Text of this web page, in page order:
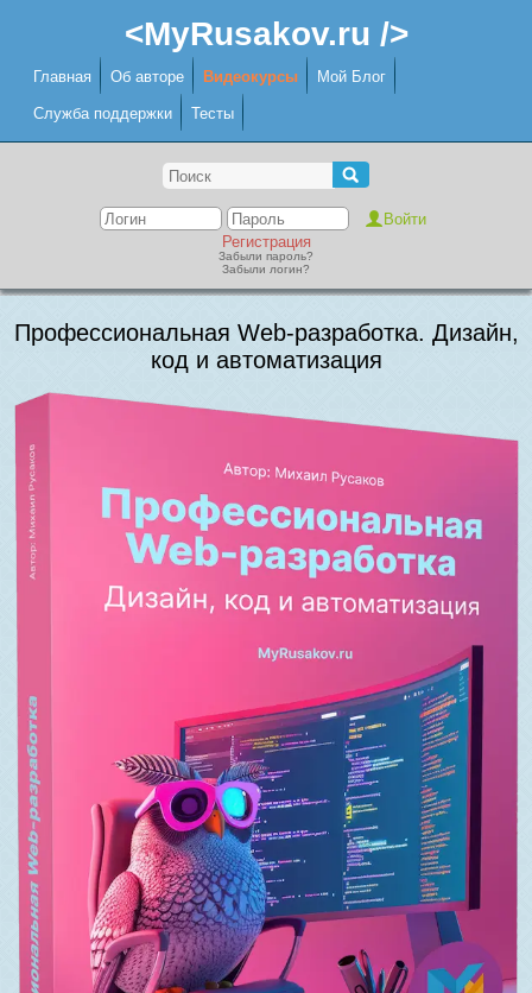
<MyRusakov.ru />
Главная Об авторе Видеокурсы Мой Блог
Служба поддержки Тесты
Регистрация
Забыли пароль?
Забыли логин?
Профессиональная Web-разработка. Дизайн,
код и автоматизация